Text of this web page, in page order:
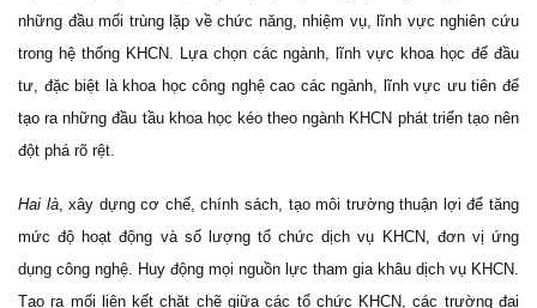
những đầu mối trùng lặp về chức năng, nhiệm vụ, lĩnh vực nghiên cứu
trong hệ thống KHCN. Lựa chọn các ngành, lĩnh vực khoa học để đầu
tư, đặc biệt là khoa học công nghệ cao các ngành, lĩnh vực ưu tiên để
tạo ra những đầu tầu khoa học kéo theo ngành KHCN phát triển tạo nên
đột phá rõ rệt.
Hai là, xây dựng cơ chế, chính sách, tạo môi trường thuận lợi để tăng
mức độ hoạt động và số lượng tổ chức dịch vụ KHCN, đơn vị ứng
dụng công nghệ. Huy động mọi nguồn lực tham gia khâu dịch vụ KHCN.
Tạo ra mối liên kết chặt chẽ giữa các tổ chức KHCN, các trường đại